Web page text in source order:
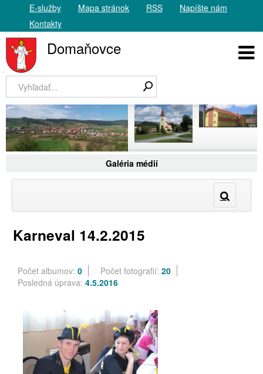
E-služby Mapa stránok RSS
Napíšte nám
Kontakty
Domaňovce
Galéria médií
Karneval 14.2.2015
Počet albumov: 0 Počet fotografií: 20
Posledná úprava: 4.5.2016